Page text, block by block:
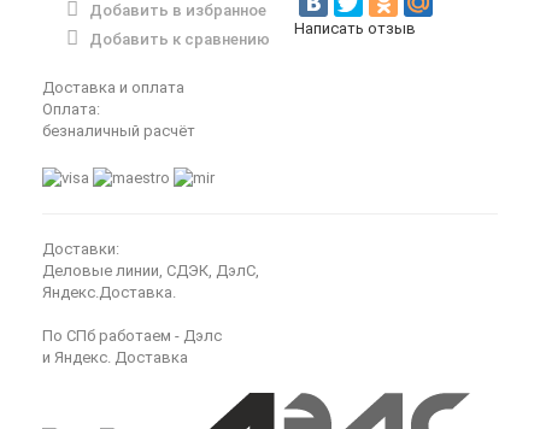
Добавить в избранное
Добавить к сравнению
Написать отзыв
Доставка и оплата
Оплата:
безналичный расчёт
Доставки:
Деловые линии, СДЭК, ДэлС,
Яндекс.Доставка.
По СПб работаем - Дэлс
и Яндекс. Доставка